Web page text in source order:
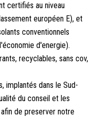
certifiés au niveau
européen E), et
conventionnels
d'energie).
recyclables, sans cov,
implantés dans le Sud-
du conseil et les
de preserver notre